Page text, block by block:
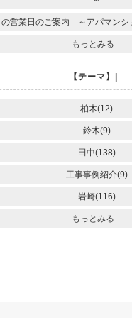
営業日のご案内 ～アパマンシ
もっとみる
【テーマ】|
柏木(12)
鈴木(9)
田中(138)
工事事例紹介(9)
岩崎(116)
もっとみる